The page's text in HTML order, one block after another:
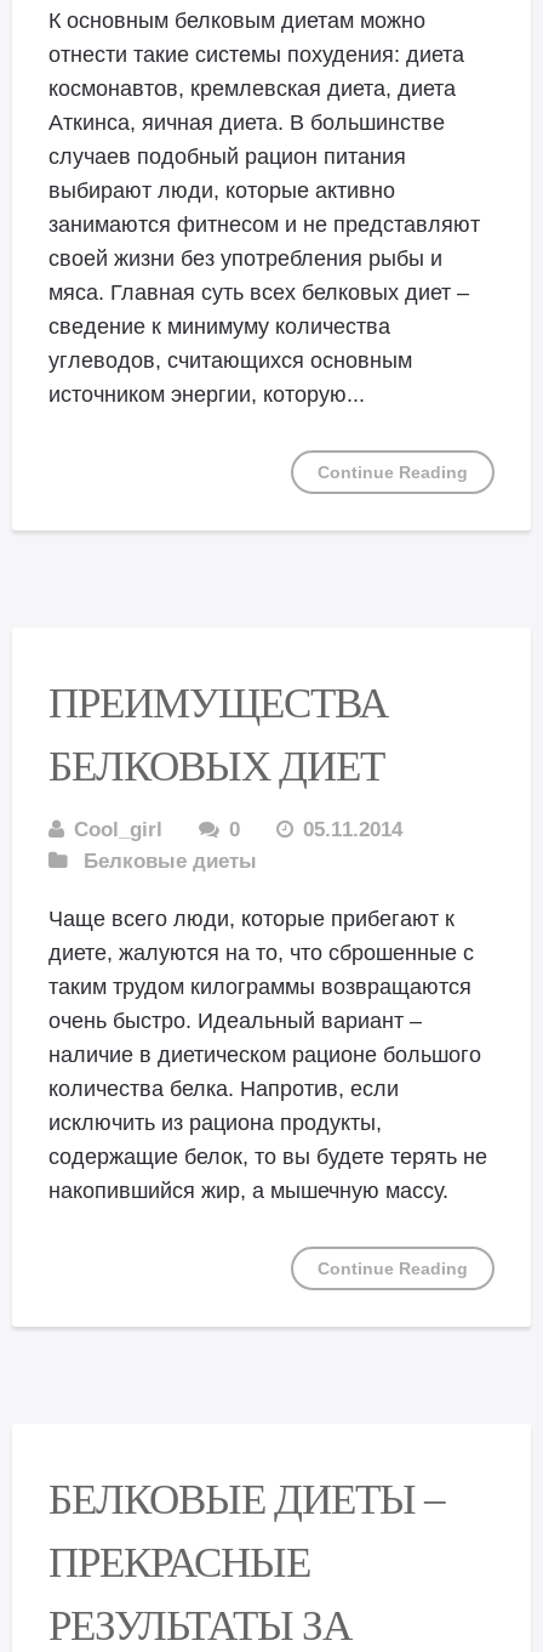
К основным белковым диетам можно
отнести такие системы похудения: диета
космонавтов, кремлевская диета, диета
Аткинса, яичная диета. В большинстве
случаев подобный рацион питания
выбирают люди, которые активно
занимаются фитнесом и не представляют
своей жизни без употребления рыбы и
мяса. Главная суть всех белковых диет –
сведение к минимуму количества
углеводов, считающихся основным
источником энергии, которую...
Continue Reading
ПРЕИМУЩЕСТВА
БЕЛКОВЫХ ДИЕТ
Cool_girl 0
05.11.2014
Белковые диеты
Чаще всего люди, которые прибегают к
диете, жалуются на то, что сброшенные с
таким трудом килограммы возвращаются
очень быстро. Идеальный вариант –
наличие в диетическом рационе большого
количества белка. Напротив, если
исключить из рациона продукты,
содержащие белок, то вы будете терять не
накопившийся жир, а мышечную массу.
Continue Reading
БЕЛКОВЫЕ ДИЕТЫ –
ПРЕКРАСНЫЕ
РЕЗУЛЬТАТЫ ЗА